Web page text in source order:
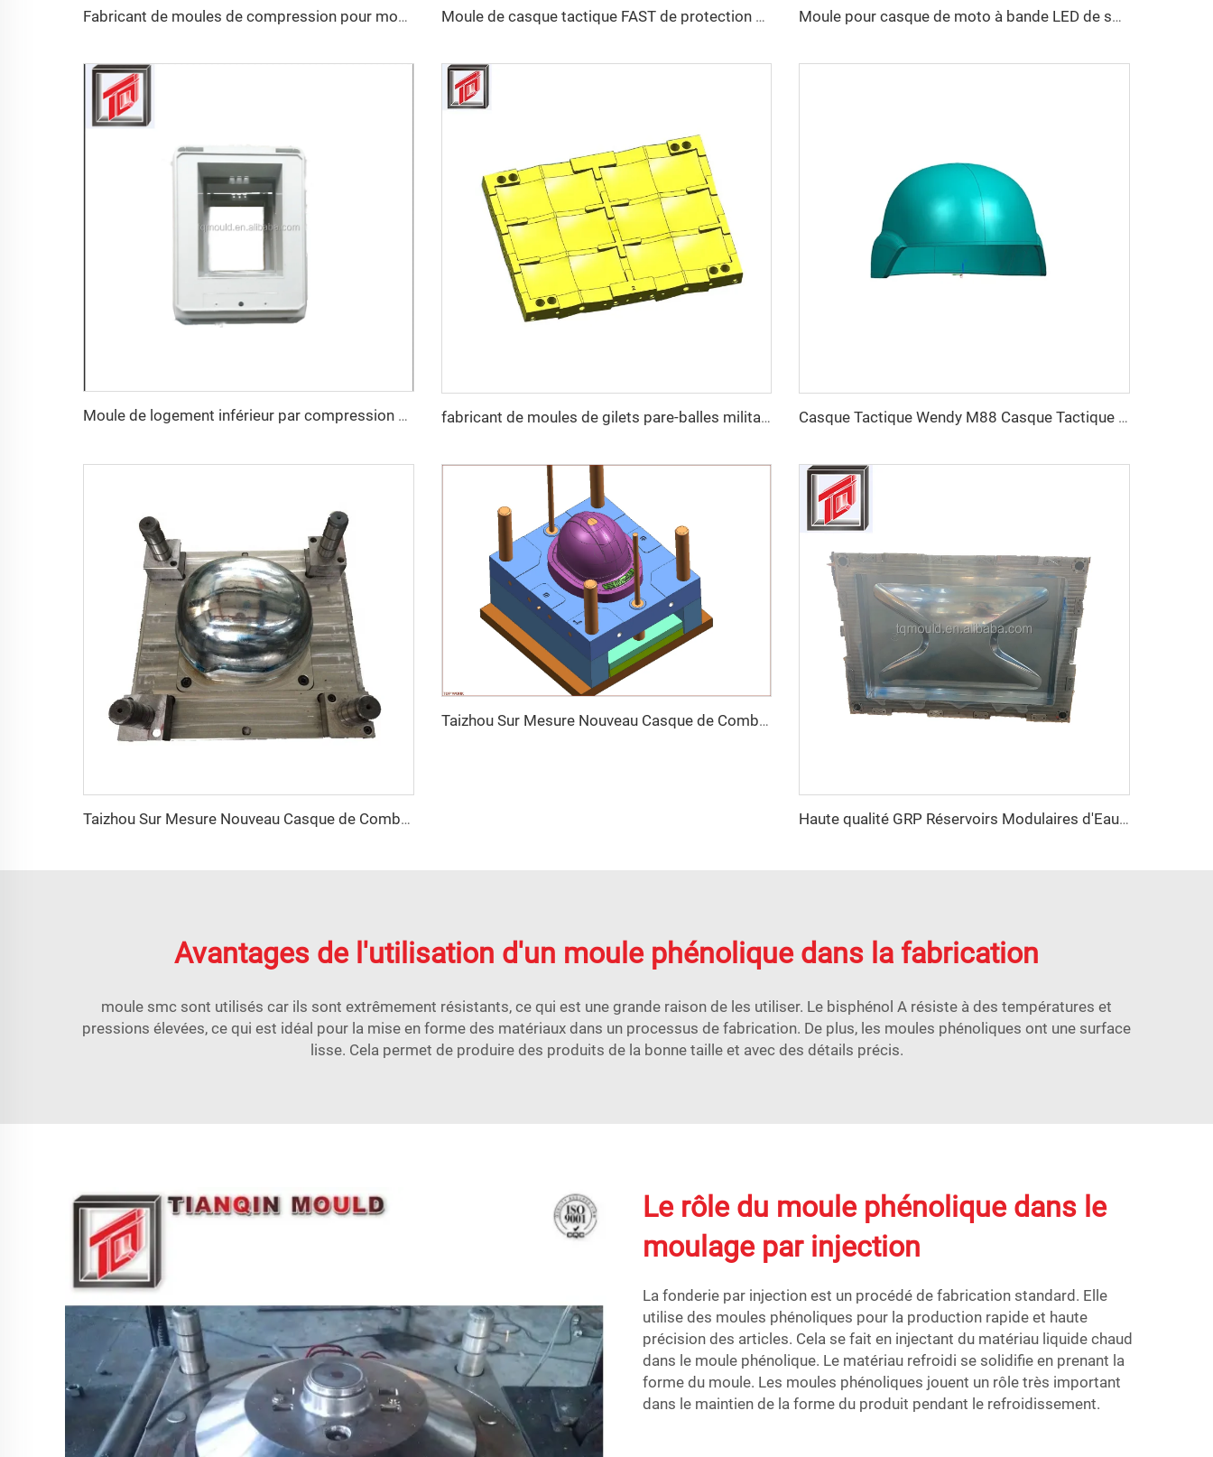
Fabricant de moules de compression pour moules de couvercles d'égout BMC Moule de casque tactique FAST de protection personnelle en PE et aramide de haute résistance, personnalisé en gros, double sécurité Moule pour casque de moto à bande LED de sécurité
Moule de logement inférieur par compression SMC fabricant de moules de gilets pare-balles militaires Casque Tactique Wendy M88 Casque Tactique Sûr Haute Qualité Casques Protecteurs
Taizhou Sur Mesure Nouveau Casque de Combat en Fibre de Verre Casque de Formation Protecteur Tactique Extérieur
Taizhou Sur Mesure Nouveau Casque de Combat en Fibre de Verre Casque de Formation Protecteur Tactique Extérieur
Haute qualité GRP Réservoirs Modulaires d'Eau/FRB réservoir d'eau/GPR moule de panneau de réservoir d'eau
Avantages de l'utilisation d'un moule phénolique dans la fabrication
moule smc sont utilisés car ils sont extrêmement résistants, ce qui est une grande raison de les utiliser. Le bisphénol A résiste à des températures et
pressions élevées, ce qui est idéal pour la mise en forme des matériaux dans un processus de fabrication. De plus, les moules phénoliques ont une surface
lisse. Cela permet de produire des produits de la bonne taille et avec des détails précis.
Le rôle du moule phénolique dans le
moulage par injection
La fonderie par injection est un procédé de fabrication standard. Elle
utilise des moules phénoliques pour la production rapide et haute
précision des articles. Cela se fait en injectant du matériau liquide chaud
dans le moule phénolique. Le matériau refroidi se solidifie en prenant la
forme du moule. Les moules phénoliques jouent un rôle très important
dans le maintien de la forme du produit pendant le refroidissement.